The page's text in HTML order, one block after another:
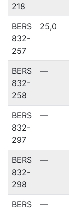
218
BERS
832-
257
25,0
BERS
832-
258
—
BERS
832-
297
—
BERS
832-
298
—
BERS
—